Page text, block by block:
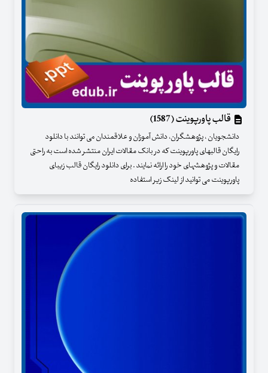
قالب پاورپوینت (1587)
دانشجویان ، پژوهشگران، دانش آموزان و علاقمندان می توانند با دانلود
رایگان قالبهای پاورپوینت که در بانک مقالات ایران منتشر شده است به راحتی
مقالات و پژوهشهای خود را ارائه نمایند . برای دانلود رایگان قالب زیبای
پاورپوینت می توانید از لینک زیر استفاده